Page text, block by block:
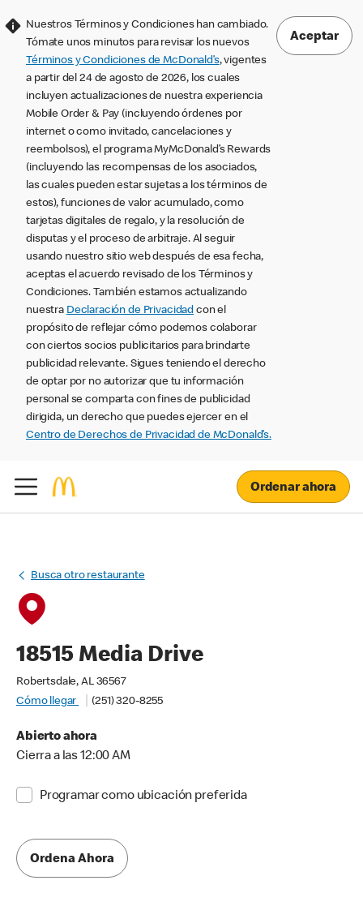
Nuestros Términos y Condiciones han cambiado.
Tómate unos minutos para revisar los nuevos
Términos y Condiciones de McDonald’s, vigentes
a partir del 24 de agosto de 2026, los cuales
incluyen actualizaciones de nuestra experiencia
Mobile Order & Pay (incluyendo órdenes por
internet o como invitado, cancelaciones y
reembolsos), el programa MyMcDonald’s Rewards
(incluyendo las recompensas de los asociados,
las cuales pueden estar sujetas a los términos de
estos), funciones de valor acumulado, como
tarjetas digitales de regalo, y la resolución de
disputas y el proceso de arbitraje. Al seguir
usando nuestro sitio web después de esa fecha,
aceptas el acuerdo revisado de los Términos y
Condiciones. También estamos actualizando
nuestra Declaración de Privacidad con el
propósito de reflejar cómo podemos colaborar
con ciertos socios publicitarios para brindarte
publicidad relevante. Sigues teniendo el derecho
de optar por no autorizar que tu información
personal se comparta con fines de publicidad
dirigida, un derecho que puedes ejercer en el
Centro de Derechos de Privacidad de McDonald’s.
Aceptar
Ordenar ahora
Busca otro restaurante
18515 Media Drive
Robertsdale, AL 36567
Cómo llegar
(251) 320-8255
Abierto ahora
Cierra a las 12:00 AM
Programar como ubicación preferida
Ordena Ahora